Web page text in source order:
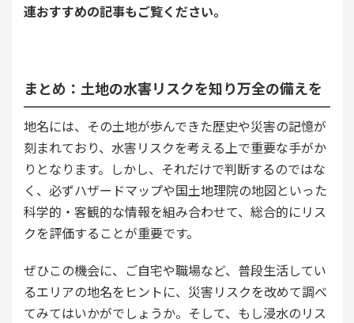
連おすすめの記事もご覧ください。
まとめ：土地の水害リスクを知り万全の備えを
地名には、その土地が歩んできた歴史や災害の記憶が
刻まれており、水害リスクを考える上で重要な手がか
りとなります。しかし、それだけで判断するのではな
く、必ずハザードマップや国土地理院の地図といった
科学的・客観的な情報を組み合わせて、総合的にリス
クを評価することが重要です。
ぜひこの機会に、ご自宅や職場など、普段生活してい
るエリアの地名をヒントに、災害リスクを改めて調べ
てみてはいかがでしょうか。そして、もし浸水のリス